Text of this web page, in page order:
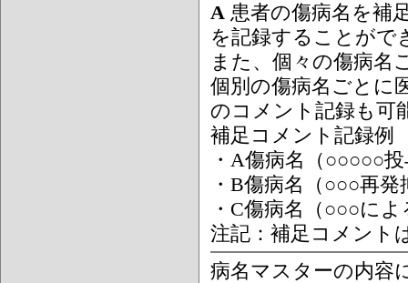
A 患者の傷病名を補
を記録することがで
また、個々の傷病名
個別の傷病名ごとに
のコメント記録も可
補足コメント記録例
・A傷病名（○○○○○
・B傷病名（○○○再
・C傷病名（○○○に
注記：補足コメント
病名マスターの内容